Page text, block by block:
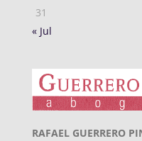
31
« Jul
RAFAEL GUERRERO